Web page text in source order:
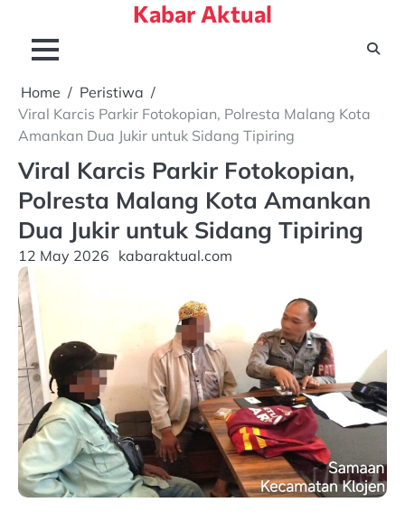
content
Kabar Aktual
Home
Peristiwa
Viral Karcis Parkir Fotokopian, Polresta Malang Kota
Amankan Dua Jukir untuk Sidang Tipiring
Viral Karcis Parkir Fotokopian,
Polresta Malang Kota Amankan
Dua Jukir untuk Sidang Tipiring
12 May 2026 kabaraktual.com